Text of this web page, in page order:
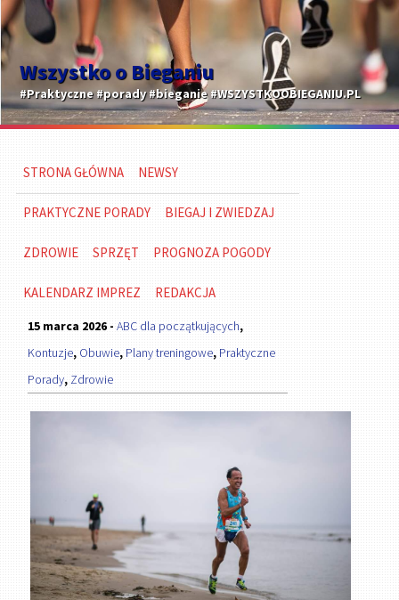
Wszystko o Bieganiu
#Praktyczne #porady #bieganie #WSZYSTKOOBIEGANIU.PL
STRONA GŁÓWNA NEWSY
PRAKTYCZNE PORADY BIEGAJ I ZWIEDZAJ
ZDROWIE SPRZĘT PROGNOZA POGODY
KALENDARZ IMPREZ REDAKCJA
15 marca 2026 - ABC dla początkujących,
Kontuzje, Obuwie, Plany treningowe, Praktyczne
Porady, Zdrowie